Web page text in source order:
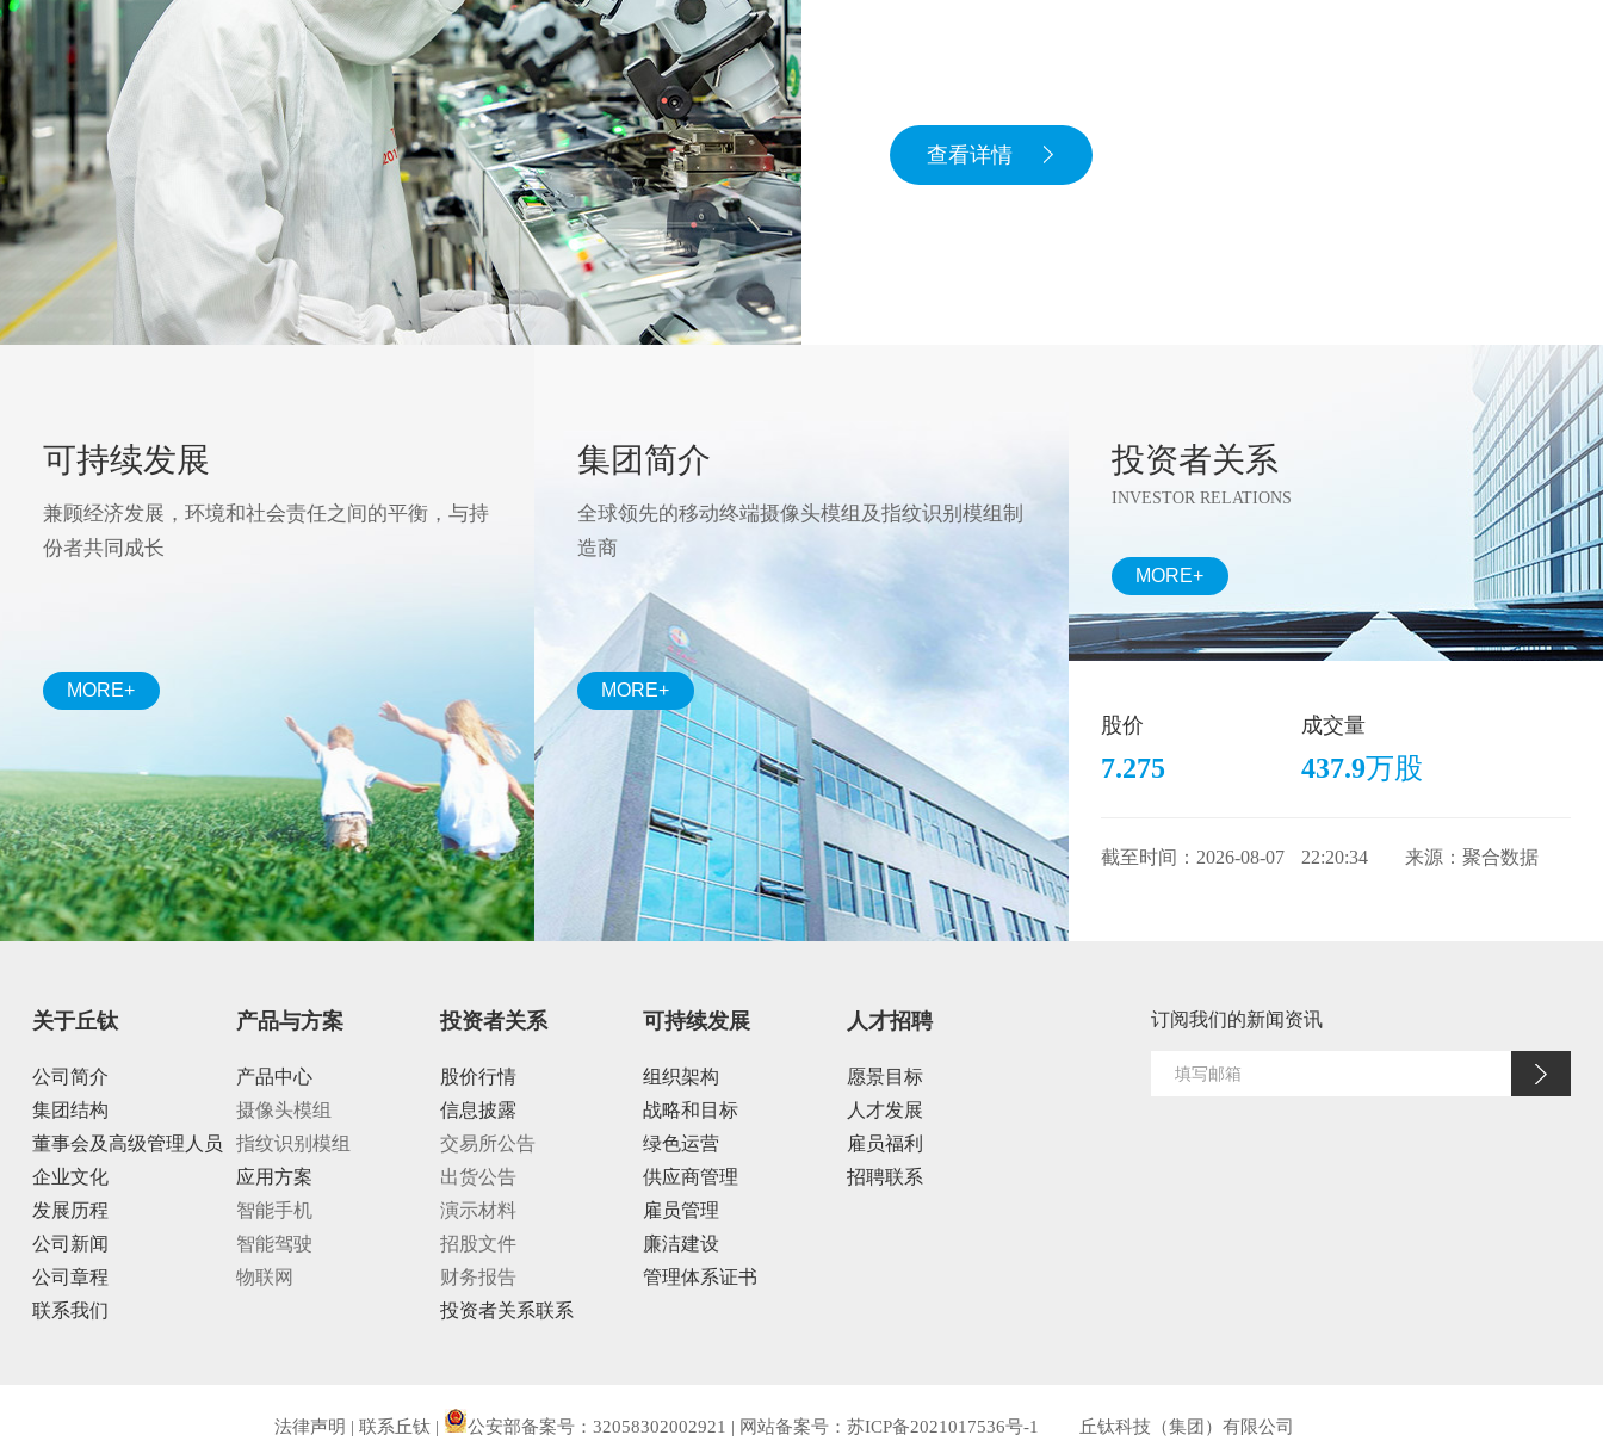
查看详情
可持续发展
兼顾经济发展，环境和社会责任之间的平衡，与持
份者共同成长
MORE+
集团简介
全球领先的移动终端摄像头模组及指纹识别模组制
造商
MORE+
投资者关系
INVESTOR RELATIONS
MORE+
股价
7.275
成交量
437.9万股
截至时间：2026-08-07 22:20:34 来源：聚合数据
关于丘钛
公司简介
集团结构
董事会及高级管理人员
企业文化
发展历程
公司新闻
公司章程
联系我们
产品与方案
产品中心
摄像头模组
指纹识别模组
应用方案
智能手机
智能驾驶
物联网
投资者关系
股价行情
信息披露
交易所公告
出货公告
演示材料
招股文件
财务报告
投资者关系联系
可持续发展
组织架构
战略和目标
绿色运营
供应商管理
雇员管理
廉洁建设
管理体系证书
人才招聘
愿景目标
人才发展
雇员福利
招聘联系
订阅我们的新闻资讯
法律声明 | 联系丘钛| 公安部备案号：32058302002921 | 网站备案号：苏ICP备2021017536号-1 丘钛科技（集团）有限公司